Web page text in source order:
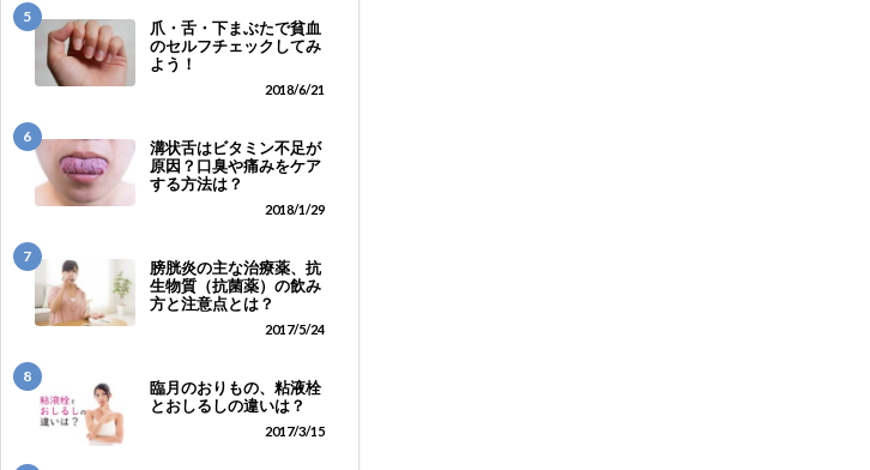
5
爪・舌・下まぶたで貧血
のセルフチェックしてみ
よう！
2018/6/21
6
溝状舌はビタミン不足が
原因？口臭や痛みをケア
する方法は？
2018/1/29
7
膀胱炎の主な治療薬、抗
生物質（抗菌薬）の飲み
方と注意点とは？
2017/5/24
8
臨月のおりもの、粘液栓
とおしるしの違いは？
2017/3/15